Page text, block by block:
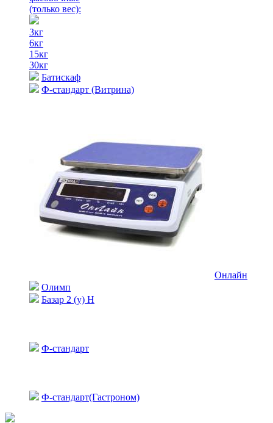
(только вес):
3кг
6кг
15кг
30кг
Батискаф
Ф-стандарт (Витрина)
Онлайн
Олимп
Базар 2 (у) Н
Ф-стандарт
Ф-стандарт(Гастроном)